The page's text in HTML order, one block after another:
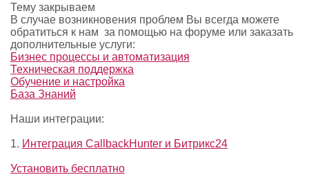
Тему закрываем
В случае возникновения проблем Вы всегда можете
обратиться к нам за помощью на форуме или заказать
дополнительные услуги:
Бизнес процессы и автоматизация
Техническая поддержка
Обучение и настройка
База Знаний
Наши интеграции:
1. Интеграция CallbackHunter и Битрикс24
Установить бесплатно